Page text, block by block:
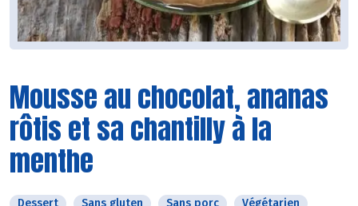
Mousse au chocolat, ananas
rôtis et sa chantilly à la
menthe
Dessert Sans gluten Sans porc
Végétarien